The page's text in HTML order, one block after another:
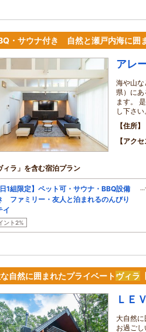
・サウナ付き 自然と瀬戸内海に囲
アレ
海や山
県）に
ます。
し下さい
住所
アクセ
ィラ」を含む宿泊プラン
日1組限定】ペット可・サウナ・BBQ設備
ファミリー・友人と泊まれるのんびり
イ
ント2%
…
自然に囲まれたプライベートヴィラ
ＬＥ
大自然
お過ご